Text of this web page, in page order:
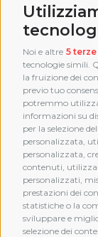
Noi e altre 5
tecnologie simili.
la fruizione dei
previo tuo
potremmo
informazioni su
per la selezione
personalizzata,
personalizzata,
contenuti,
personalizzati,
prestazioni dei
statistiche o la
sviluppare e
selezione dei